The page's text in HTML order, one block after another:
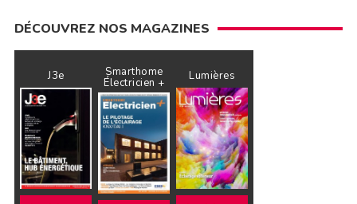
DÉCOUVREZ NOS MAGAZINES
J3e Smarthome
Électricien + Lumières